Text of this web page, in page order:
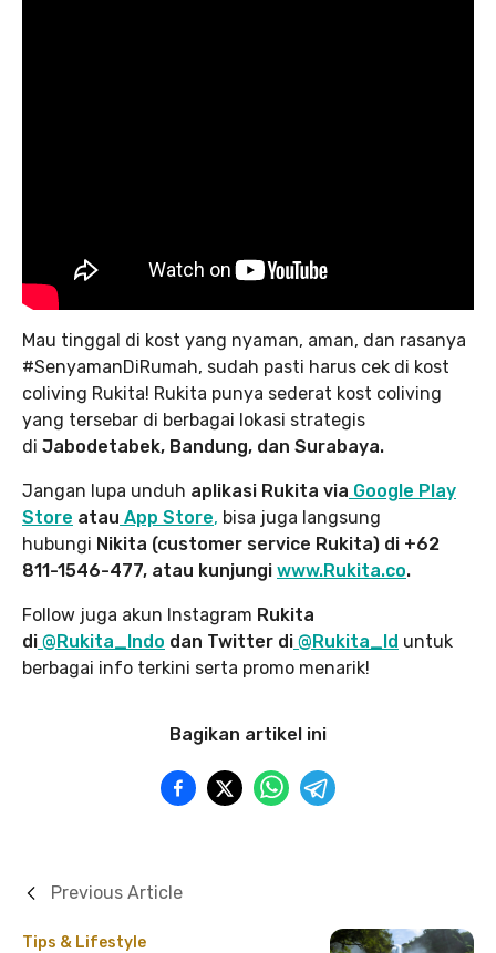
Mau tinggal di kost yang nyaman, aman, dan rasanya
#SenyamanDiRumah, sudah pasti harus cek di kost
coliving Rukita! Rukita punya sederat kost coliving
yang tersebar di berbagai lokasi strategis
di Jabodetabek, Bandung, dan Surabaya.
Jangan lupa unduh aplikasi Rukita via Google Play
Store atau App Store, bisa juga langsung
hubungi Nikita (customer service Rukita) di +62
811-1546-477, atau kunjungi www.Rukita.co.
Follow juga akun Instagram Rukita
di @Rukita_Indo dan Twitter di @Rukita_Id untuk
berbagai info terkini serta promo menarik!
Bagikan artikel ini
Tips & Lifestyle
Previous Article